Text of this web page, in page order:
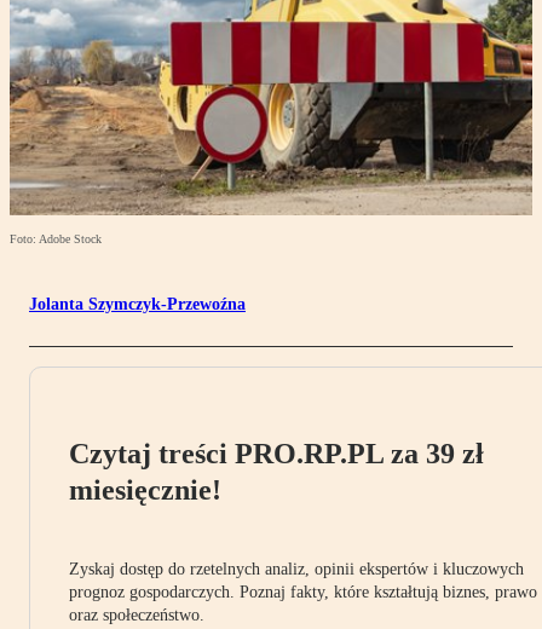
Foto: Adobe Stock
Jolanta Szymczyk-Przewoźna
Czytaj treści PRO.RP.PL za 39 zł
miesięcznie!
Zyskaj dostęp do rzetelnych analiz, opinii ekspertów i kluczowych
prognoz gospodarczych. Poznaj fakty, które kształtują biznes, prawo
oraz społeczeństwo.